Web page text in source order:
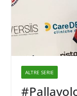
ALTRE SERIE